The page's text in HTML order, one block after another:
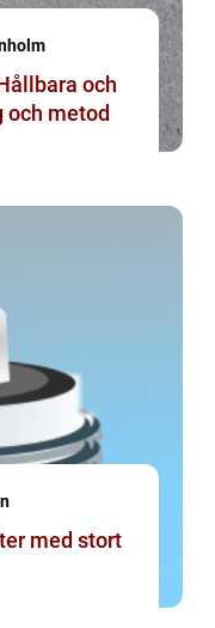
och
och metod